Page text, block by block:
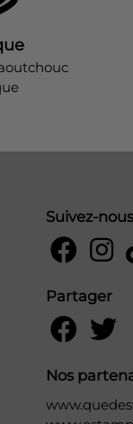
Suivez-nous
Partager
Nos